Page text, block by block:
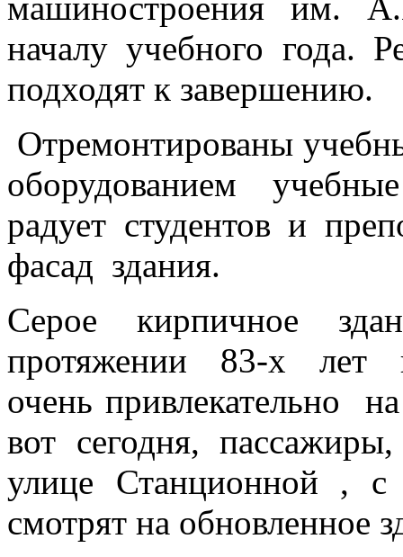
машиностроения им.
началу учебного года.
подходят к завершению.
Отремонтированы
оборудованием
радует студентов и
фасад здания.
Серое кирпичное
протяжении 83-х лет
очень привлекательно
вот сегодня,
улице Станционной ,
смотрят на обновленное